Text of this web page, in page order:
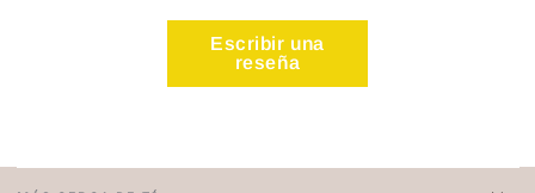
Escribir una
reseña